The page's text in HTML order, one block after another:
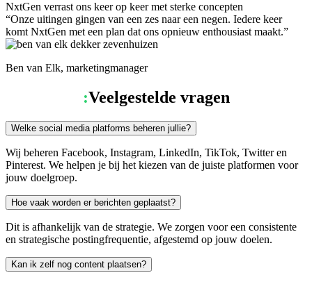
NxtGen verrast ons keer op keer met sterke concepten
“Onze uitingen gingen van een zes naar een negen. Iedere keer
komt NxtGen met een plan dat ons opnieuw enthousiast maakt.”
Ben van Elk, marketingmanager
:Veelgestelde vragen
Welke social media platforms beheren jullie?
Wij beheren Facebook, Instagram, LinkedIn, TikTok, Twitter en
Pinterest. We helpen je bij het kiezen van de juiste platformen voor
jouw doelgroep.
Hoe vaak worden er berichten geplaatst?
Dit is afhankelijk van de strategie. We zorgen voor een consistente
en strategische postingfrequentie, afgestemd op jouw doelen.
Kan ik zelf nog content plaatsen?